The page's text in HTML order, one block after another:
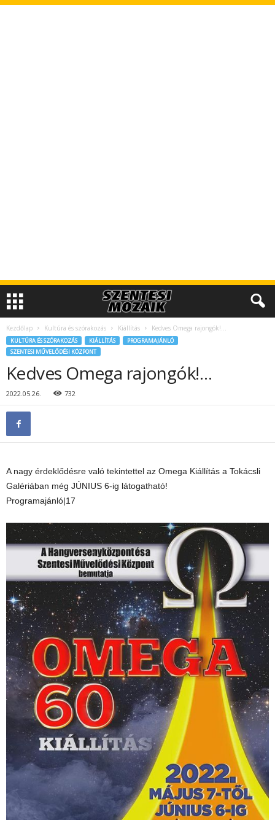
Kezdőlap Kultúra és szórakozás Kiállítás Kedves Omega rajongók!…
KULTÚRA ÉS SZÓRAKOZÁS KIÁLLÍTÁS
PROGRAMAJÁNLÓ
SZENTESI MŰVELŐDÉSI KÖZPONT
Kedves Omega rajongók!…
2022.05.26. 732
A nagy érdeklődésre való tekintettel az Omega Kiállítás a Tokácsli
Galériában még JÚNIUS 6-ig látogatható!
Programajánló|17